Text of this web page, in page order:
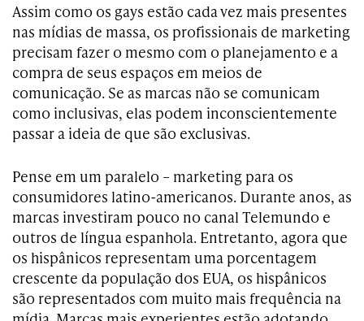
Assim como os gays estão cada vez mais presentes
nas mídias de massa, os profissionais de marketing
precisam fazer o mesmo com o planejamento e a
compra de seus espaços em meios de
comunicação. Se as marcas não se comunicam
como inclusivas, elas podem inconscientemente
passar a ideia de que são exclusivas.
Pense em um paralelo – marketing para os
consumidores latino-americanos. Durante anos, as
marcas investiram pouco no canal Telemundo e
outros de língua espanhola. Entretanto, agora que
os hispânicos representam uma porcentagem
crescente da população dos EUA, os hispânicos
são representados com muito mais frequência na